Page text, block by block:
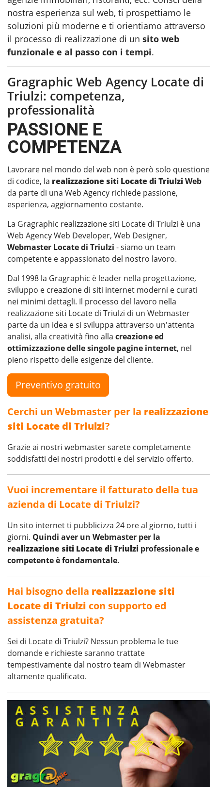
nostra esperienza sul web, ti prospettiamo le
soluzioni più moderne e ti orientiamo attraverso
il processo di realizzazione di un sito web
funzionale e al passo con i tempi.
Gragraphic Web Agency Locate di
Triulzi: competenza,
professionalità
PASSIONE E
COMPETENZA
Lavorare nel mondo del web non è però solo questione
di codice, la realizzazione siti Locate di TriulziWeb
da parte di una Web Agency richiede passione,
esperienza, aggiornamento costante.
La Gragraphic realizzazione siti Locate di Triulzi è una
Web Agency Web Developer, Web Designer,
Webmaster Locate di Triulzi - siamo un team
competente e appassionato del nostro lavoro.
Dal 1998 la Gragraphic è leader nella progettazione,
sviluppo e creazione di siti internet moderni e curati
nei minimi dettagli. Il processo del lavoro nella
realizzazione siti Locate di Triulzi di un Webmaster
parte da un idea e si sviluppa attraverso un'attenta
analisi, alla creatività fino alla creazione ed
ottimizzazione delle singole pagine internet, nel
pieno rispetto delle esigenze del cliente.
Preventivo gratuito
Cerchi un Webmaster per la realizzazione
siti Locate di Triulzi?
Grazie ai nostri webmaster sarete completamente
soddisfatti dei nostri prodotti e del servizio offerto.
Vuoi incrementare il fatturato della tua
azienda di Locate di Triulzi?
Un sito internet ti pubblicizza 24 ore al giorno, tutti i
giorni. Quindi aver un Webmaster per la
realizzazione siti Locate di Triulzi professionale e
competente è fondamentale.
Hai bisogno della realizzazione siti
Locate di Triulzi con supporto ed
assistenza gratuita?
Sei di Locate di Triulzi? Nessun problema le tue
domande e richieste saranno trattate
tempestivamente dal nostro team di Webmaster
altamente qualificato.